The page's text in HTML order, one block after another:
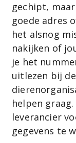
gechipt,
goede adres
het alsnog
nakijken of
je het
uitlezen bij
helpen
leverancier
gegevens te